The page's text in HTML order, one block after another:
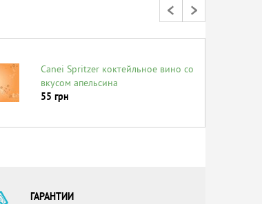
Canei Spritzer коктейльное вино со
вкусом апельсина
55 грн
ГАРАНТИИ